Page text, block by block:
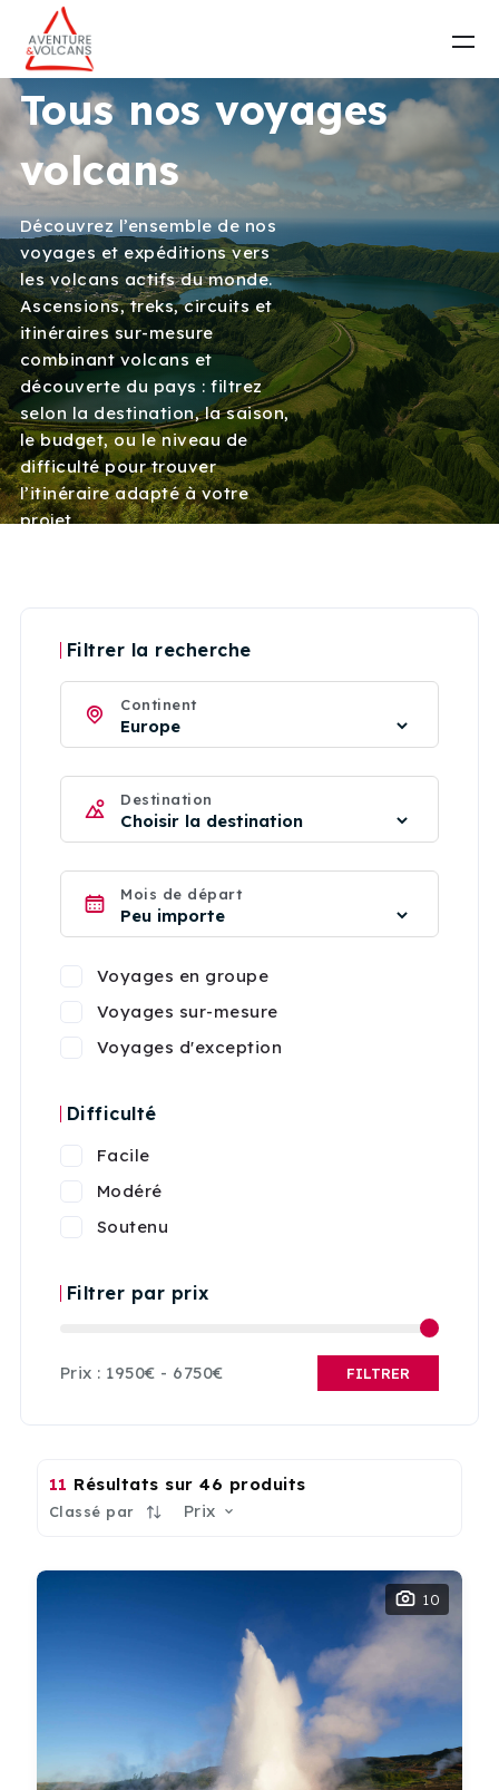
Tous nos voyages
volcans
Découvrez l’ensemble de nos
voyages et expéditions vers
les volcans actifs du monde.
Ascensions, treks, circuits et
itinéraires sur-mesure
combinant volcans et
découverte du pays : filtrez
selon la destination, la saison,
le budget, ou le niveau de
difficulté pour trouver
l’itinéraire adapté à votre
projet.
Filtrer la recherche
Continent
Destination
Mois de départ
Voyages en groupe
Voyages sur-mesure
Voyages d'exception
Difficulté
Facile
Modéré
Soutenu
Filtrer par prix
Prix : 1950€ - 6750€ FILTRER
11 Résultats sur 46 produits
Classé par Prix
10